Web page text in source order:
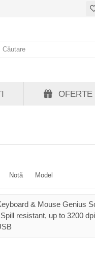
Notă Model
& Mouse Genius
resistant, up to 3200